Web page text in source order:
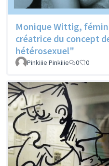
Monique Wittig,
créatrice du concept
hétérosexuel"
Pinkiiie Pinkiiie 0 0